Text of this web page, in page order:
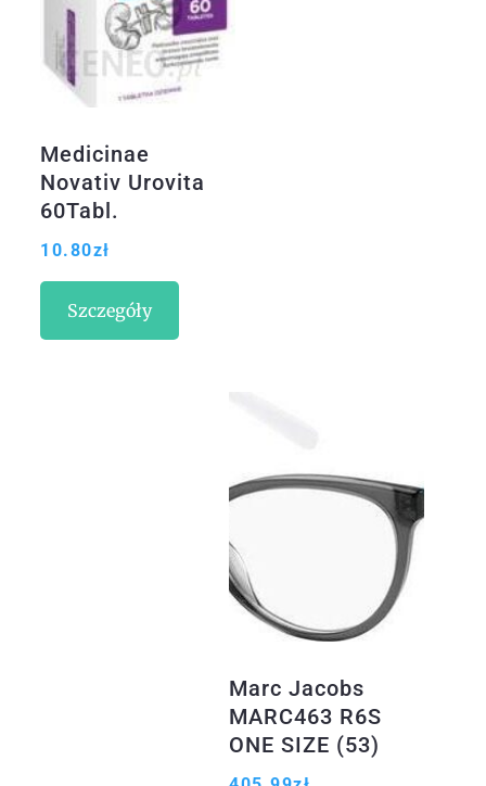
Medicinae
Novativ Urovita
60Tabl.
10.80zł
Szczegóły
Marc Jacobs
MARC463 R6S
ONE SIZE (53)
Szare